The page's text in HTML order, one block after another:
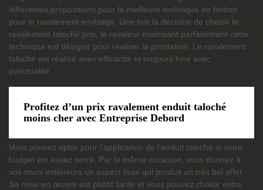
différentes propositions pour la meilleure technique de finition
pour le ravalement envisagé. Une fois la décision de choisir le
ravalement taloché pris, le ravaleur maitrisant parfaitement cette
technique est désigné pour réaliser la prestation. Le ravalement
taloché est réalisé avec efficacité et toujours livré avec
ponctualité.
Profitez d’un prix ravalement enduit taloché
moins cher avec Entreprise Debord
Vous pouvez opter pour l’application de l’enduit taloché si votre
budget est assez serré. Par la même occasion, vous donnez à
vos murs extérieurs un aspect lisse qui produit un très bel effet.
Sa mise en œuvre est plutôt facile et vous pouvez choisir entre